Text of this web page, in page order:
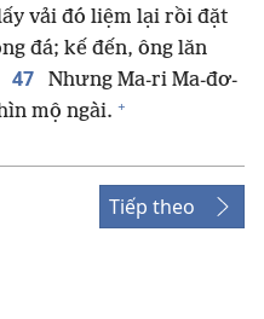
vải đó liệm lại rồi đặt
đá; kế đến, ông lăn
47
Nhưng Ma-ri Ma-đơ-
mộ ngài. +
Tiếp theo